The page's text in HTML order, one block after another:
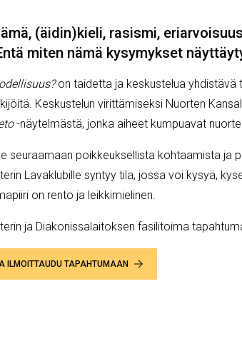
(äidin)kieli, rasismi,
miten nämä kysymykset
on taidetta ja keskustelua
Keskustelun virittämiseksi Nuorten
-näytelmästä, jonka aiheet kumpuavat
seuraamaan poikkeuksellista kohtaamista ja
Lavaklubille syntyy tila, jossa voi kysyä,
on rento ja leikkimielinen.
ja Diakonissalaitoksen fasilitoima
ILMOITTAUDU TAPAHTUMAAN